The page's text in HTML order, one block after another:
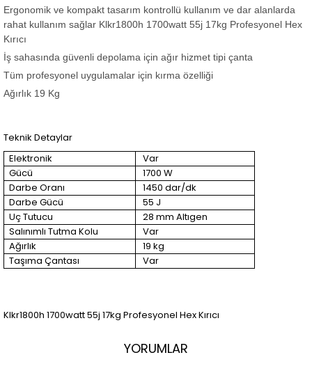
Ergonomik ve kompakt tasarım kontrollü kullanım ve dar alanlarda
rahat kullanım sağlar Klkr1800h 1700watt 55j 17kg Profesyonel Hex
Kırıcı
İş sahasında güvenli depolama için ağır hizmet tipi çanta
Tüm profesyonel uygulamalar için kırma özelliği
Ağırlık 19 Kg
Teknik Detaylar
Elektronik
Var
Gücü
1700 W
Darbe Oranı
1450 dar/dk
Darbe Gücü
55 J
Uç Tutucu
28 mm Altıgen
Salınımlı Tutma Kolu
Var
Ağırlık
19 kg
Taşıma Çantası
Var
Klkr1800h 1700watt 55j 17kg Profesyonel Hex Kırıcı
YORUMLAR